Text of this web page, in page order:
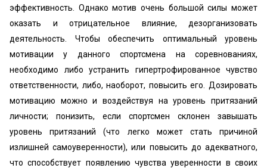
эффективность. Однако мотив очень большой силы может
оказать и отрицательное влияние, дезорганизовать
деятельность. Чтобы обеспечить оптимальный уровень
мотивации у данного спортсмена на соревнованиях,
необходимо либо устранить гипертрофированное чувство
ответственности, либо, наоборот, повысить его. Дозировать
мотивацию можно и воздействуя на уровень притязаний
личности; понизить, если спортсмен склонен завышать
уровень притязаний (что легко может стать причиной
излишней самоуверенности), или повысить до адекватного,
что способствует появлению чувства уверенности в своих